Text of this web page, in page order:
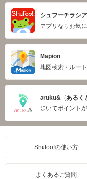
シュフーチラシ
アプリならお気
Mapion
地図検索・ルー
aruku&（あるく
歩いてポイント
Shufoo!の使い方
よくあるご質問